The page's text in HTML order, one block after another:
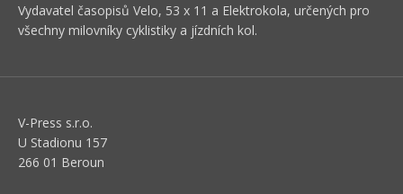
Vydavatel časopisů Velo, 53 x 11 a Elektrokola, určených pro
všechny milovníky cyklistiky a jízdních kol.
V-Press s.r.o.
U Stadionu 157
266 01 Beroun